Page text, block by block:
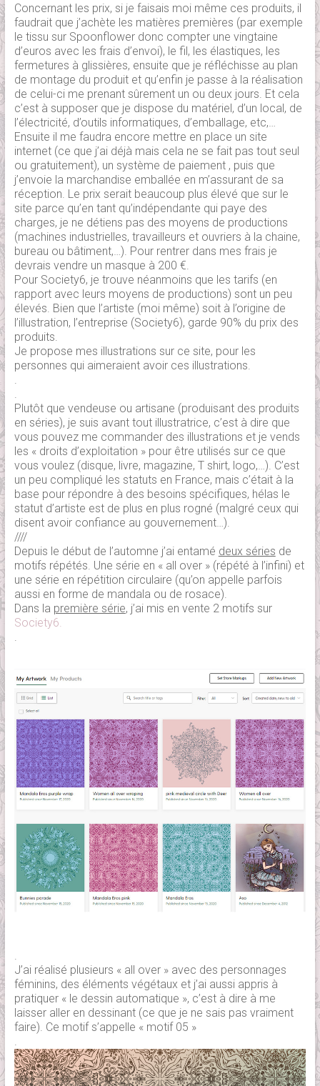
Concernant les prix, si je faisais moi même ces produits, il
faudrait que j’achète les matières premières (par exemple
le tissu sur Spoonflower donc compter une vingtaine
d’euros avec les frais d’envoi), le fil, les élastiques, les
fermetures à glissières, ensuite que je réfléchisse au plan
de montage du produit et qu’enfin je passe à la réalisation
de celui-ci me prenant sûrement un ou deux jours. Et cela
c’est à supposer que je dispose du matériel, d’un local, de
l’électricité, d’outils informatiques, d’emballage, etc,…
Ensuite il me faudra encore mettre en place un site
internet (ce que j’ai déjà mais cela ne se fait pas tout seul
ou gratuitement), un système de paiement , puis que
j’envoie la marchandise emballée en m’assurant de sa
réception. Le prix serait beaucoup plus élevé que sur le
site parce qu’en tant qu’indépendante qui paye des
charges, je ne détiens pas des moyens de productions
(machines industrielles, travailleurs et ouvriers à la chaine,
bureau ou bâtiment,…). Pour rentrer dans mes frais je
devrais vendre un masque à 200 €.
Pour Society6, je trouve néanmoins que les tarifs (en
rapport avec leurs moyens de productions) sont un peu
élevés. Bien que l’artiste (moi même) soit à l’origine de
l’illustration, l’entreprise (Society6), garde 90% du prix des
produits.
Je propose mes illustrations sur ce site, pour les
personnes qui aimeraient avoir ces illustrations.
Plutôt que vendeuse ou artisane (produisant des produits
en séries), je suis avant tout illustratrice, c’est à dire que
vous pouvez me commander des illustrations et je vends
les « droits d’exploitation » pour être utilisés sur ce que
vous voulez (disque, livre, magazine, T shirt, logo,…). C’est
un peu compliqué les statuts en France, mais c’était à la
base pour répondre à des besoins spécifiques, hélas le
statut d’artiste est de plus en plus rogné (malgré ceux qui
disent avoir confiance au gouvernement…).
////
Depuis le début de l’automne j’ai entamé deux séries de
motifs répétés. Une série en « all over » (répété à l’infini) et
une série en répétition circulaire (qu’on appelle parfois
aussi en forme de mandala ou de rosace).
Dans la première série, j’ai mis en vente 2 motifs sur
Society6.
.
J’ai réalisé plusieurs « all over » avec des personnages
féminins, des éléments végétaux et j’ai aussi appris à
pratiquer « le dessin automatique », c’est à dire à me
laisser aller en dessinant (ce que je ne sais pas vraiment
faire). Ce motif s’appelle « motif 05 »
.